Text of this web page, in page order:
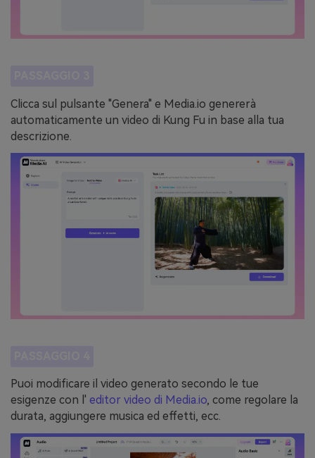
Clicca sul pulsante "Genera" e Media.io genererà
automaticamente un video di Kung Fu in base alla tua
descrizione.
Puoi modificare il video generato secondo le tue
esigenze con l' editor video di Media.io, come regolare la
durata, aggiungere musica ed effetti, ecc.